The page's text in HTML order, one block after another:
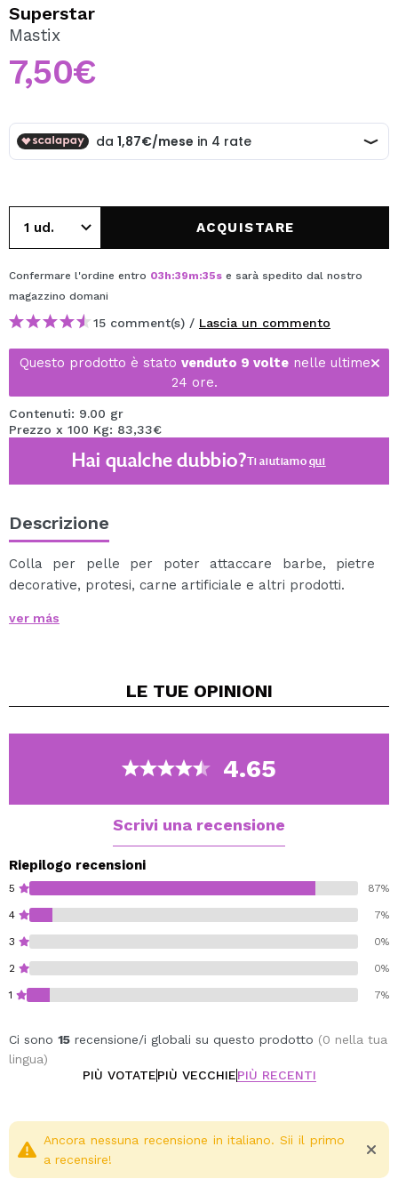
Creando un account su Maquibeauty.it potrai fare i tuoi
acquisti velocemente, controllare lo stato dei tuoi ordini e
consultare le tue operazioni precedenti.
CREARE UN ACCOUNT
Superstar
Mastix
7,50€
ACQUISTARE
Confermare l'ordine entro 03h:39m:35s e sarà spedito dal nostro
magazzino domani
15 comment(s) / Lascia un commento
Questo prodotto è stato venduto 9 voltenelle ultime
24 ore.
Contenuti: 9.00 gr
Prezzo x 100 Kg: 83,33€
Hai qualche dubbio?Ti aiutiamoqui
Descrizione
Colla per pelle per poter attaccare barbe, pietre
decorative, protesi, carne artificiale e altri prodotti.
Note:
ver más
LE TUE OPINIONI
4.65
Scrivi una recensione
Riepilogo recensioni
5 87%
4 7%
3 0%
2 0%
1 7%
Ci sono 15 recensione/i globali su questo prodotto (0 nella tua
lingua)
PIÙ VOTATEPIÙ VECCHIEPIÙ RECENTI
Ancora nessuna recensione in italiano. Sii il primo
a recensire!